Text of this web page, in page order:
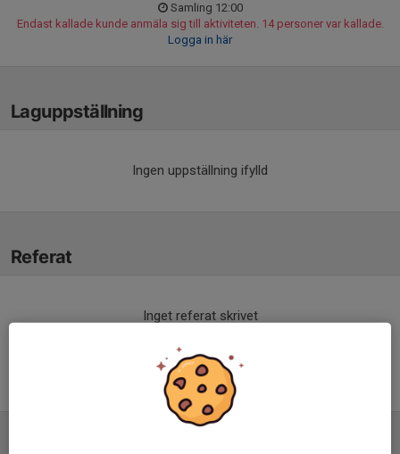
Samling 12:00
Endast kallade kunde anmäla sig till aktiviteten. 14 personer var kallade.
Logga in här
Laguppställning
Ingen uppställning ifylld
Referat
Inget referat skrivet